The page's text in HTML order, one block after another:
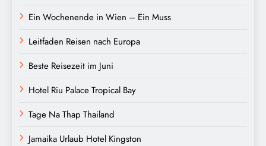
Ein Wochenende in Wien – Ein Muss
Leitfaden Reisen nach Europa
Beste Reisezeit im Juni
Hotel Riu Palace Tropical Bay
Tage Na Thap Thailand
Jamaika Urlaub Hotel Kingston